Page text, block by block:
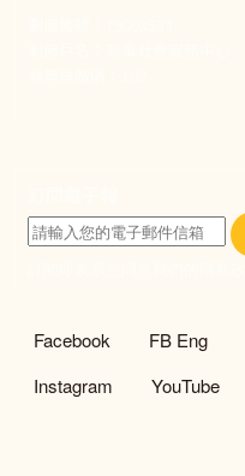
社群選單
Facebook FB Eng
Instagram
YouTube